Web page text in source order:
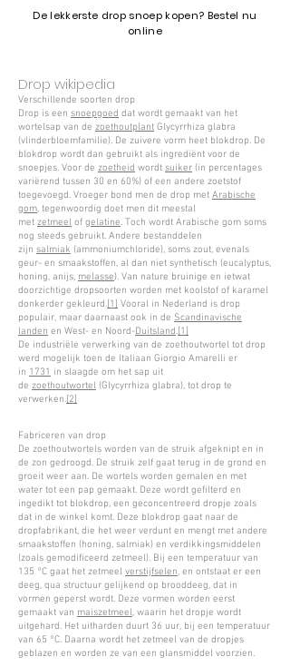
​De lekkerste drop snoep kopen? Bestel nu
online
Drop wikipedia
Verschillende soorten drop
Drop is een snoepgoed dat wordt gemaakt van het
wortelsap van de zoethoutplant Glycyrrhiza glabra
(vlinderbloemfamilie). De zuivere vorm heet blokdrop. De
blokdrop wordt dan gebruikt als ingrediënt voor de
snoepjes. Voor de zoetheid wordt suiker (in percentages
variërend tussen 30 en 60%) of een andere zoetstof
toegevoegd. Vroeger bond men de drop met Arabische
gom, tegenwoordig doet men dit meestal
met zetmeel of gelatine. Toch wordt Arabische gom soms
nog steeds gebruikt. Andere bestanddelen
zijn salmiak (ammoniumchloride), soms zout, evenals
geur- en smaakstoffen, al dan niet synthetisch (eucalyptus,
honing, anijs, melasse). Van nature bruinige en ietwat
doorzichtige dropsoorten worden met koolstof of karamel
donkerder gekleurd.[1] Vooral in Nederland is drop
populair, maar daarnaast ook in de Scandinavische
landen en West- en Noord-Duitsland.[1]
De industriële verwerking van de zoethoutwortel tot drop
werd mogelijk toen de Italiaan Giorgio Amarelli er
in 1731 in slaagde om het sap uit
de zoethoutwortel (Glycyrrhiza glabra), tot drop te
verwerken.[2]
Fabriceren van drop
De zoethoutwortels worden van de struik afgeknipt en in
de zon gedroogd. De struik zelf gaat terug in de grond en
groeit weer aan. De wortels worden gemalen en met
water tot een pap gemaakt. Deze wordt gefilterd en
ingedikt tot blokdrop, een geconcentreerd dropje zoals
dat in de winkel komt. Deze blokdrop gaat naar de
dropfabrikant, die het weer verdunt en mengt met andere
smaakstoffen (honing, salmiak) en verdikkingsmiddelen
(zoals gemodificeerd zetmeel). Bij een temperatuur van
135 °C gaat het zetmeel verstijfselen, en ontstaat er een
deeg, qua structuur gelijkend op brooddeeg, dat in
vormen geperst wordt. Deze vormen worden eerst
gemaakt van maiszetmeel, waarin het dropje wordt
uitgehard. Het uitharden duurt 36 uur, bij een temperatuur
van 65 °C. Daarna wordt het zetmeel van de dropjes
geblazen en worden ze van een glansmiddel voorzien.